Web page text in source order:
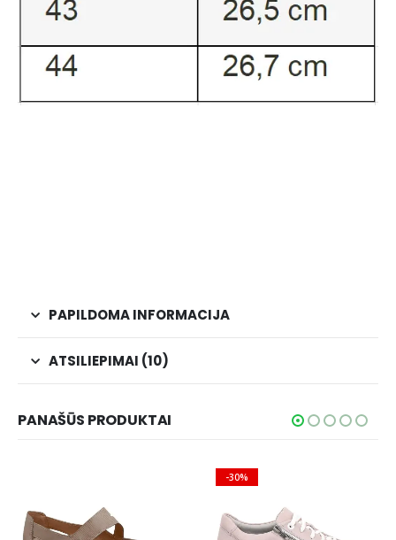
PAPILDOMA INFORMACIJA
ATSILIEPIMAI (10)
PANAŠŪS PRODUKTAI
-30%